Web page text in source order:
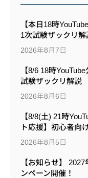
【本日18時
1次試験ザックリ
2026年8月7日
【8/6 18時
試験ザックリ解説
2026年8月6日
【8/8(土) 21時
ト応援】初心者向
2026年8月5日
【お知らせ】
ンペーン開催！